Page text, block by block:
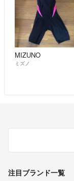
MIZUNO
ミズノ
注目ブランド一覧